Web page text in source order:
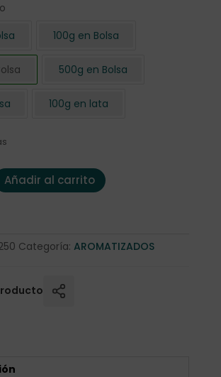
100g en Bolsa
500g en Bolsa
100g en lata
y Coco" 250 gr. cantidad
Añadir al carrito
Categoría: AROMATIZADOS